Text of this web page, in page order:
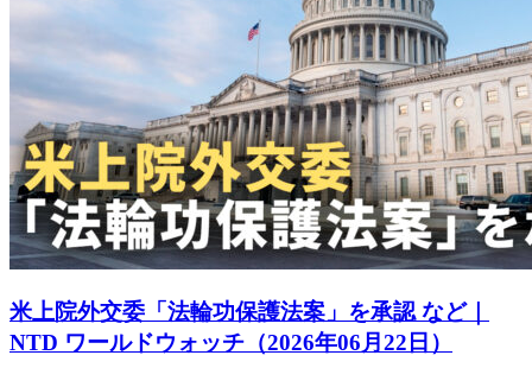
米上院外交委「法輪功保護法案」を承認 など｜
NTD ワールドウォッチ（2026年06月22日）